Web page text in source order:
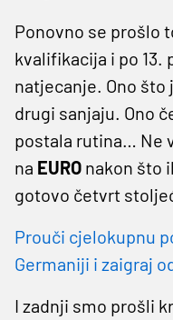
Ponovno se prošlo
kvalifikacija i po 13.
natjecanje. Ono što
drugi sanjaju. Ono
postala rutina… Ne
na EURO nakon što
gotovo četvrt
Prouči cjelokupnu
Germaniji i zaigraj
I zadnji smo prošli